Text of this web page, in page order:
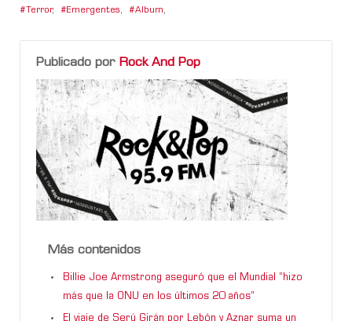
Terror, Emergentes, Album,
Publicado por Rock And Pop
Más contenidos
Billie Joe Armstrong aseguró que el Mundial “hizo
más que la ONU en los últimos 20 años”
El viaje de Serú Girán por Lebón y Aznar suma un